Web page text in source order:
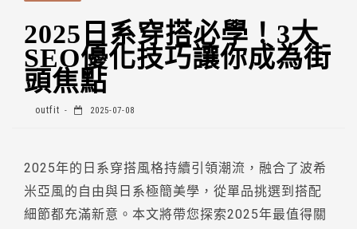
2025日系穿搭必學！3大
SEO優化技巧讓你成為街
頭焦點
outfit 2025-07-08
2025年的日系穿搭風格持續引領潮流，融合了波希
米亞風的自由與日系極簡美學，從單品挑選到搭配
細節都充滿新意。本文將帶您探索2025年最值得關